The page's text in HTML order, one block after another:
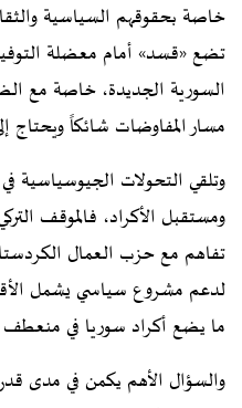
خاصة بحقوقهم السياسية
تضع «قسد» أمام معضلة
السورية الجديدة، خاصة مع
مسار المفاوضات شائكاً ويحتاج
وتلقي التحولات الجيوسياسية
ومستقبل الأكراد، فالموقف
تفاهم مع حزب العمال
لدعم مشروع سياسي يشمل
ما يضع أكراد سوريا في منعطف
والسؤال الأهم يكمن في مدى